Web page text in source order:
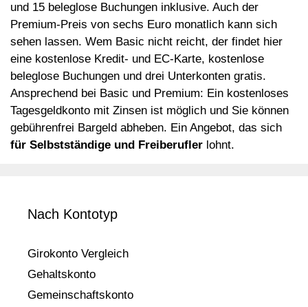
und 15 beleglose Buchungen inklusive. Auch der
Premium-Preis von sechs Euro monatlich kann sich
sehen lassen. Wem Basic nicht reicht, der findet hier
eine kostenlose Kredit- und EC-Karte, kostenlose
beleglose Buchungen und drei Unterkonten gratis.
Ansprechend bei Basic und Premium: Ein kostenloses
Tagesgeldkonto mit Zinsen ist möglich und Sie können
gebührenfrei Bargeld abheben. Ein Angebot, das sich
für Selbstständige und Freiberufler lohnt.
Nach Kontotyp
Girokonto Vergleich
Gehaltskonto
Gemeinschaftskonto